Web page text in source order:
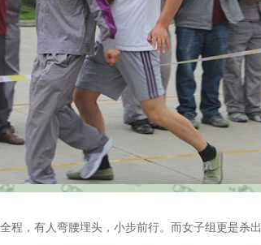
，有人弯腰埋头，小步前行。而女子组更是杀